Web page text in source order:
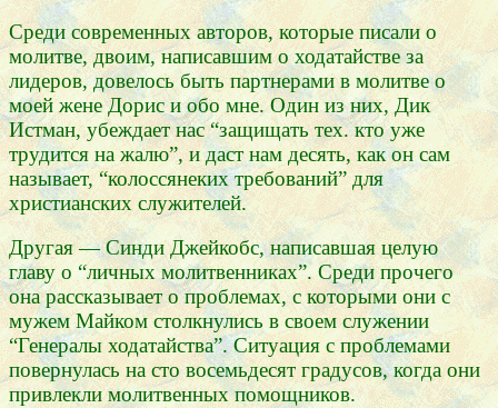
Среди современных авторов, которые писали о
молитве, двоим, написавшим о ходатайстве за
лидеров, довелось быть партнерами в молитве о
моей жене Дорис и обо мне. Один из них, Дик
Истман, убеждает нас “защищать тех. кто уже
трудится на жалю”, и даст нам десять, как он сам
называет, “колоссянеких требований” для
христианских служителей.
Другая — Синди Джейкобс, написавшая целую
главу о “личных молитвенниках”. Среди прочего
она рассказывает о проблемах, с которыми они с
мужем Майком столкнулись в своем служении
“Генералы ходатайства”. Ситуация с проблемами
повернулась на сто восемьдесят градусов, когда они
привлекли молитвенных помощников.